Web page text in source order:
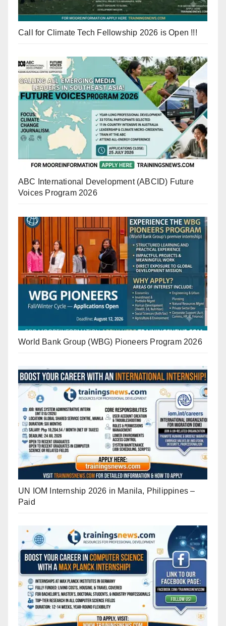
Call for Climate Tech Fellowship 2026 is Open !!!
ABC International Development (ABCID) Future
Voices Program 2026
World Bank Group (WBG) Pioneers Program 2026
UN IOM Internship 2026 in Manila, Philippines –
Paid